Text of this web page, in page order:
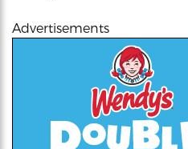
Advertisements